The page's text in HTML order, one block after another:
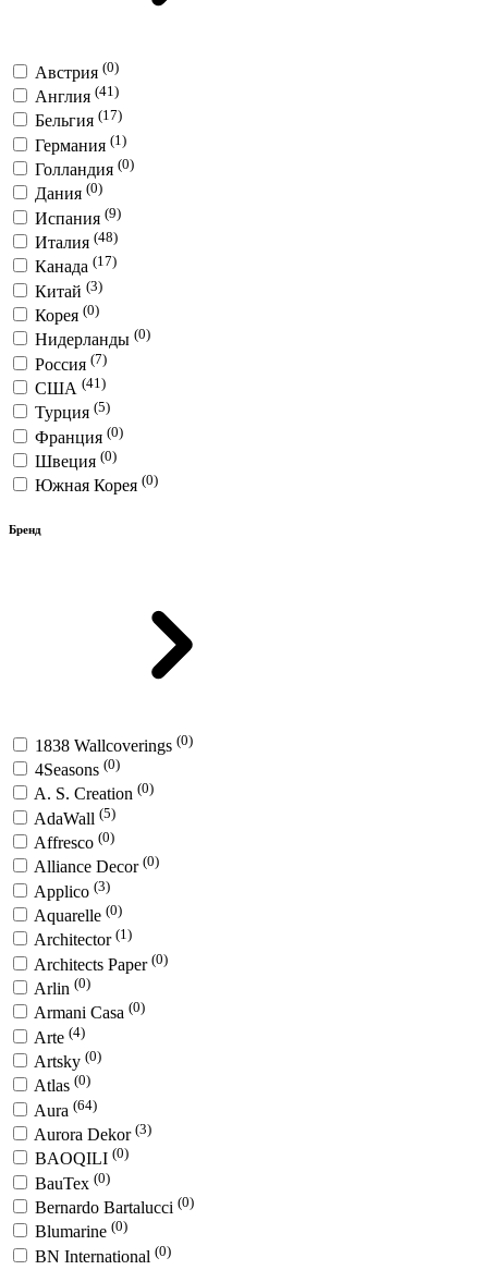
Австрия (0)
Англия (41)
Бельгия (17)
Германия (1)
Голландия (0)
Дания (0)
Испания (9)
Италия (48)
Канада (17)
Китай (3)
Корея (0)
Нидерланды (0)
Россия (7)
США (41)
Турция (5)
Франция (0)
Швеция (0)
Южная Корея (0)
Бренд
1838 Wallcoverings (0)
4Seasons (0)
A. S. Creation (0)
AdaWall (5)
Affresco (0)
Alliance Decor (0)
Applico (3)
Aquarelle (0)
Architector (1)
Architects Paper (0)
Arlin (0)
Armani Casa (0)
Arte (4)
Artsky (0)
Atlas (0)
Aura (64)
Aurora Dekor (3)
BAOQILI (0)
BauTex (0)
Bernardo Bartalucci (0)
Blumarine (0)
BN International (0)